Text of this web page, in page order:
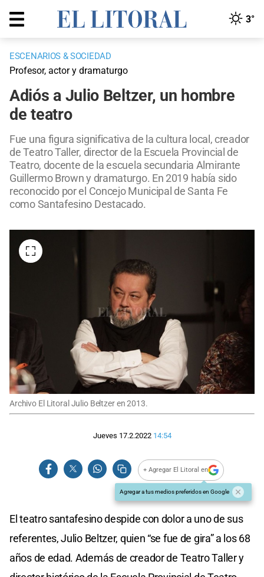
3°
ESCENARIOS & SOCIEDAD
Profesor, actor y dramaturgo
Adiós a Julio Beltzer, un hombre
de teatro
Fue una figura significativa de la cultura local, creador
de Teatro Taller, director de la Escuela Provincial de
Teatro, docente de la escuela secundaria Almirante
Guillermo Brown y dramaturgo. En 2019 había sido
reconocido por el Concejo Municipal de Santa Fe
como Santafesino Destacado.
Archivo El Litoral Julio Beltzer en 2013.
Jueves 17.2.2022 14:54
+ Agregar El Litoral en
Agregar a tus medios preferidos en Google
El teatro santafesino despide con dolor a uno de sus
referentes, Julio Beltzer, quien “se fue de gira” a los 68
años de edad. Además de creador de Teatro Taller y